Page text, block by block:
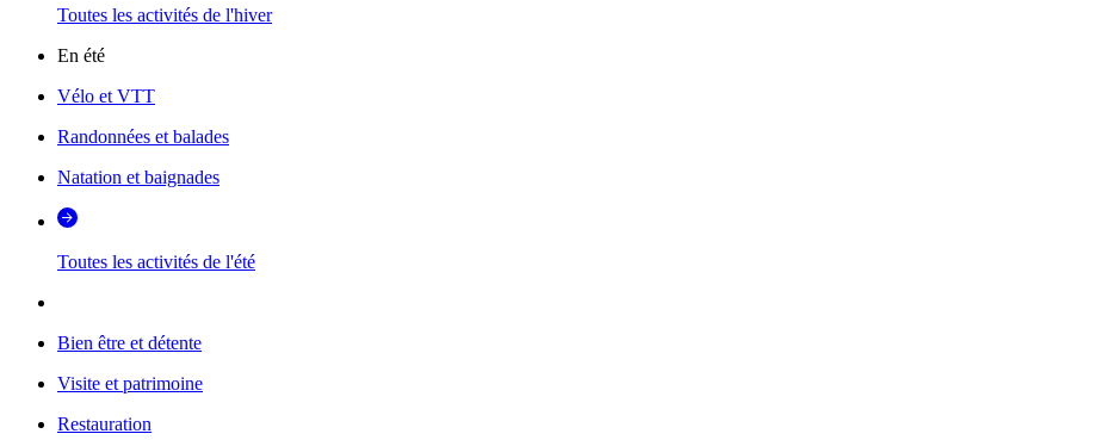
Toutes les activités de l'hiver
En été
Vélo et VTT
Randonnées et balades
Natation et baignades
Toutes les activités de l'été
Bien être et détente
Visite et patrimoine
Restauration